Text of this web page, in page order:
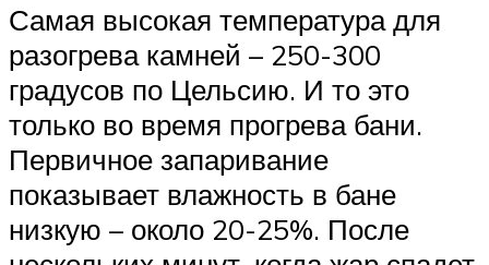
Самая высокая температура для
разогрева камней – 250-300
градусов по Цельсию. И то это
только во время прогрева бани.
Первичное запаривание
показывает влажность в бане
низкую – около 20-25%. После